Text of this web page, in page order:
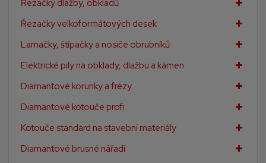
Řezačky dlažby, obkladů
Řezačky velkoformátových desek
Lamačky, štípačky a nosiče obrubníků
Elektrické pily na obklady, dlažbu a kámen
Diamantové korunky a frézy
Diamantové kotouče profi
Kotouče standard na stavební materiály
Diamantové brusné nářadí